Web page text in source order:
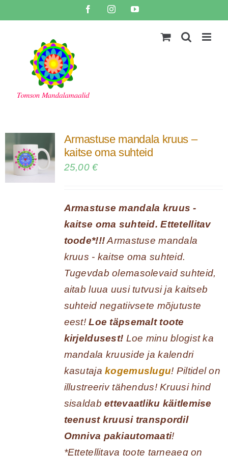
to
FacebookInstagramYouTube
Armastuse mandala kruus –
kaitse oma suhteid
25,00€
Armastuse mandala kruus -
kaitse oma suhteid. Ettetellitav
toode*!!!Armastuse mandala
kruus - kaitse oma suhteid.
Tugevdab olemasolevaid suhteid,
aitab luua uusi tutvusi ja kaitseb
suhteid negatiivsete mõjutuste
eest!Loe täpsemalt toote
kirjeldusest! Loe minu blogist ka
mandala kruuside ja kalendri
kasutajakogemuslugu! Piltidel on
illustreeriv tähendus! Kruusi hind
sisaldab ettevaatliku käitlemise
teenust kruusi transpordil
Omniva pakiautomaati!
*Ettetellitava toote tarneaeg on